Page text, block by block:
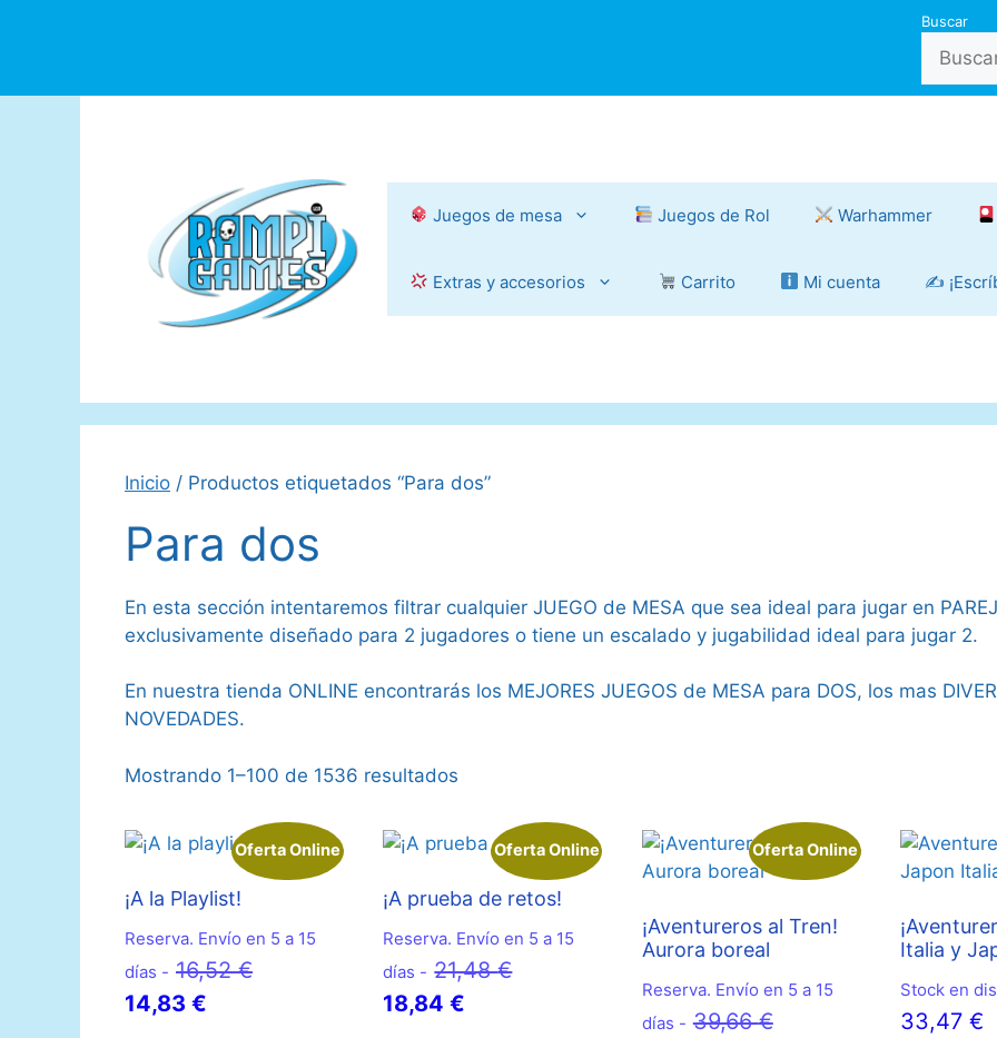
Buscar
Juegos de mesa Juegos de Rol Warhammer
Extras y accesorios Carrito Mi cuenta ✍️
Inicio / Productos etiquetados “Para dos”
Para dos
En esta sección intentaremos filtrar cualquier JUEGO de MESA que sea ideal para jugar en
exclusivamente diseñado para 2 jugadores o tiene un escalado y jugabilidad ideal para jugar 2.
En nuestra tienda ONLINE encontrarás los MEJORES JUEGOS de MESA para DOS, los mas
NOVEDADES.
Mostrando 1–100 de 1536 resultados
Oferta Online
¡A la Playlist!
Reserva. Envío en 5 a 15
días - 16,52€El
14,83 €
Oferta Online
¡A prueba de retos!
Reserva. Envío en 5 a 15
días - 21,48€El
18,84€
Oferta Online
¡Aventureros al Tren!
Aurora boreal
Reserva. Envío en 5 a 15
días - 39,66€El
Italia y
Stock en
33,47€